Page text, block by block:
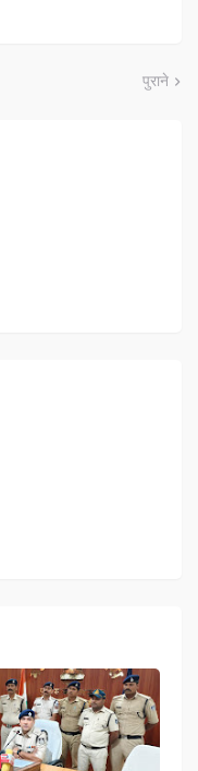
पुराने